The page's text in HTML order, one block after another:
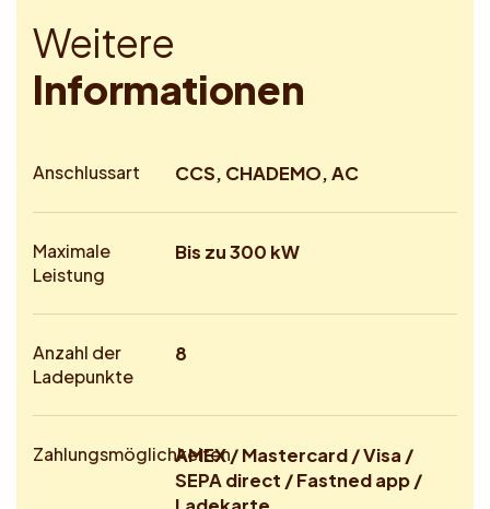
Weitere
Informationen
Anschlussart CCS, CHADEMO, AC
Maximale
Leistung
Bis zu 300 kW
Anzahl der
Ladepunkte
8
ZahlungsmöglichkeitenAMEX / Mastercard / Visa /
SEPA direct / Fastned app /